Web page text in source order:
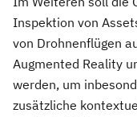
Inspektion von
von Drohnenflügen
Augmented Reality
werden, um
zusätzliche